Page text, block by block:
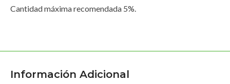
Cantidad máxima recomendada 5%.
Información Adicional